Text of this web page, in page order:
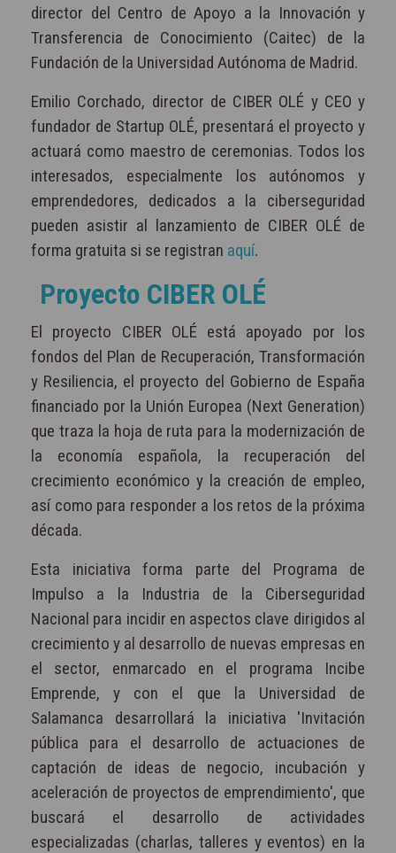
director del Centro de Apoyo a la Innovación y
Transferencia de Conocimiento (Caitec) de la
Fundación de la Universidad Autónoma de Madrid.
Emilio Corchado, director de CIBER OLÉ y CEO y
fundador de Startup OLÉ, presentará el proyecto y
actuará como maestro de ceremonias. Todos los
interesados, especialmente los autónomos y
emprendedores, dedicados a la ciberseguridad
pueden asistir al lanzamiento de CIBER OLÉ de
forma gratuita si se registran aquí.
Proyecto CIBER OLÉ
El proyecto CIBER OLÉ está apoyado por los
fondos del Plan de Recuperación, Transformación
y Resiliencia, el proyecto del Gobierno de España
financiado por la Unión Europea (Next Generation)
que traza la hoja de ruta para la modernización de
la economía española, la recuperación del
crecimiento económico y la creación de empleo,
así como para responder a los retos de la próxima
década.
Esta iniciativa forma parte del Programa de
Impulso a la Industria de la Ciberseguridad
Nacional para incidir en aspectos clave dirigidos al
crecimiento y al desarrollo de nuevas empresas en
el sector, enmarcado en el programa Incibe
Emprende, y con el que la Universidad de
Salamanca desarrollará la iniciativa 'Invitación
pública para el desarrollo de actuaciones de
captación de ideas de negocio, incubación y
aceleración de proyectos de emprendimiento', que
buscará el desarrollo de actividades
especializadas (charlas, talleres y eventos) en la